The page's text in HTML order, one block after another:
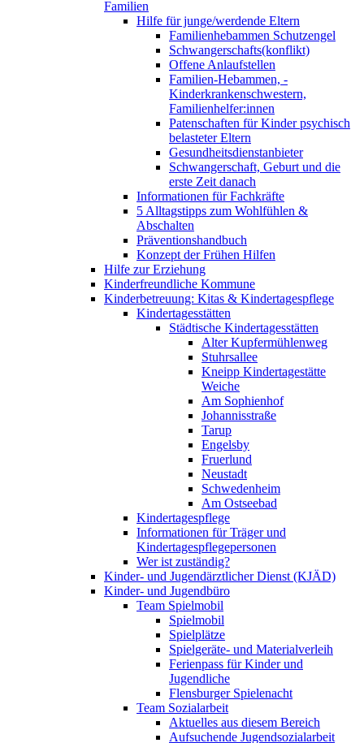
Familien
Hilfe für junge/werdende Eltern
Familienhebammen Schutzengel
Schwangerschafts(konflikt)
Offene Anlaufstellen
Familien-Hebammen, -
Kinderkrankenschwestern,
Familienhelfer:innen
Patenschaften für Kinder psychisch
belasteter Eltern
Gesundheitsdienstanbieter
Schwangerschaft, Geburt und die
erste Zeit danach
Informationen für Fachkräfte
5 Alltagstipps zum Wohlfühlen &
Abschalten
Präventionshandbuch
Konzept der Frühen Hilfen
Hilfe zur Erziehung
Kinderfreundliche Kommune
Kinderbetreuung: Kitas & Kindertagespflege
Kindertagesstätten
Städtische Kindertagesstätten
Alter Kupfermühlenweg
Stuhrsallee
Kneipp Kindertagestätte
Weiche
Am Sophienhof
Johannisstraße
Tarup
Engelsby
Fruerlund
Neustadt
Schwedenheim
Am Ostseebad
Kindertagespflege
Informationen für Träger und
Kindertagespflegepersonen
Wer ist zuständig?
Kinder- und Jugendärztlicher Dienst (KJÄD)
Kinder- und Jugendbüro
Team Spielmobil
Spielmobil
Spielplätze
Spielgeräte- und Materialverleih
Ferienpass für Kinder und
Jugendliche
Flensburger Spielenacht
Team Sozialarbeit
Aktuelles aus diesem Bereich
Aufsuchende Jugendsozialarbeit